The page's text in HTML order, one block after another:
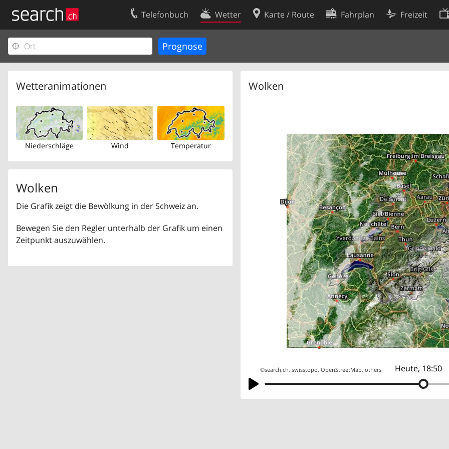
Telefonbuch Wetter Karte / Route Fahrplan Freizeit
Wetteranimationen
Niederschläge Wind Temperatur
Wolken
Die Grafik zeigt die Bewölkung in der Schweiz an.
Bewegen Sie den Regler unterhalb der Grafik um einen
Zeitpunkt auszuwählen.
Wolken
Heute, 18:50
©search.ch,swisstopo,OpenStreetMap,others
Ihr Eintrag
Kundencenter Geschäftskunden
Kontakt
Nutzungsbedingungen
Cookie-Einstellungen